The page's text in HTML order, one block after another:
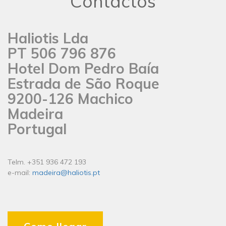
Haliotis Lda
PT 506 796 876
Hotel Dom Pedro Baía
Estrada de São Roque
9200-126 Machico
Madeira
Portugal
Telm. +351 936 472 193
e-mail: madeira@haliotis.pt